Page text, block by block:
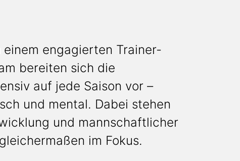
engagierten Trainer-
bereiten sich die
auf jede Saison vor –
und mental. Dabei stehen
und mannschaftlicher
im Fokus.